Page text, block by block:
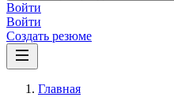
Войти
Войти
Создать резюме
Главная